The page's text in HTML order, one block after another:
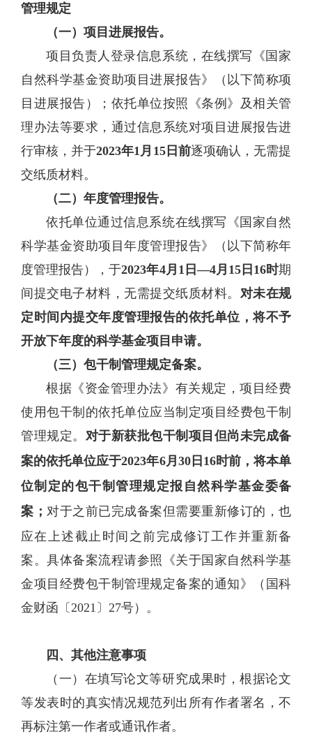
管理规定
（一）项目进展报告。
项目负责人登录信息系统，在线撰写《国家
自然科学基金资助项目进展报告》（以下简称项
目进展报告）；依托单位按照《条例》及相关管
理办法等要求，通过信息系统对项目进展报告进
行审核，并于2023年1月15日前逐项确认，无需提
交纸质材料。
（二）年度管理报告。
依托单位通过信息系统在线撰写《国家自然
科学基金资助项目年度管理报告》（以下简称年
度管理报告），于2023年4月1日—4月15日16时期
间提交电子材料，无需提交纸质材料。 对未在规
定时间内提交年度管理报告的依托单位，将不予
开放下年度的科学基金项目申请。
（三）包干制管理规定备案。
根据《资金管理办法》有关规定，项目经费
使用包干制的依托单位应当制定项目经费包干制
管理规定。 对于新获批包干制项目但尚未完成备
案的依托单位应于2023年6月30日16时前，将本单
位制定的包干制管理规定报自然科学基金委备
案； 对于之前已完成备案但需要重新修订的，也
应在上述截止时间之前完成修订工作并重新备
案。具体备案流程请参照《关于国家自然科学基
金项目经费包干制管理规定备案的通知》（国科
金财函〔2021〕27号）。
四、其他注意事项
（一）在填写论文等研究成果时，根据论文
等发表时的真实情况规范列出所有作者署名，不
再标注第一作者或通讯作者。